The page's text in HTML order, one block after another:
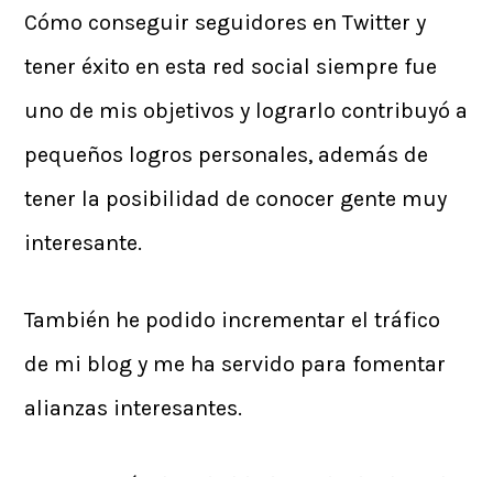
Cómo conseguir seguidores en Twitter y
tener éxito en esta red social siempre fue
uno de mis objetivos y lograrlo contribuyó a
pequeños logros personales, además de
tener la posibilidad de conocer gente muy
interesante.
También he podido incrementar el tráfico
de mi blog y me ha servido para fomentar
alianzas interesantes.